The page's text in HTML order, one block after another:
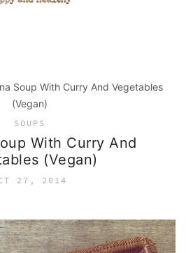
Soup With Curry And Vegetables
(Vegan)
SOUPS
With Curry And
(Vegan)
27, 2014